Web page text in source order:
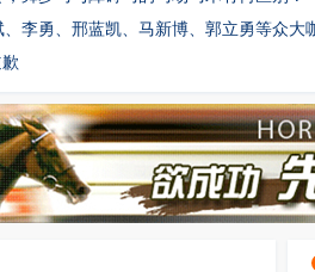
、李勇、邢蓝凯、马新博、郭立勇等众大